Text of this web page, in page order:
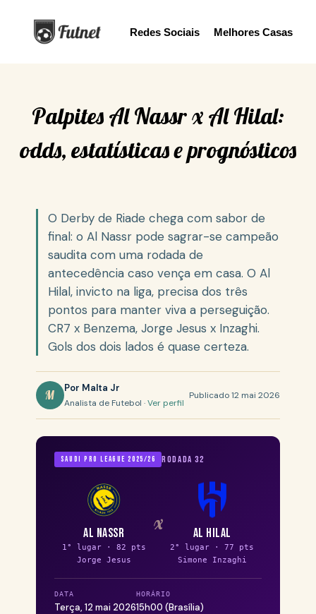
Redes Sociais Melhores Casas
Palpites Al Nassr x Al Hilal:
odds, estatísticas e prognósticos
O Derby de Riade chega com sabor de
final: o Al Nassr pode sagrar-se campeão
saudita com uma rodada de
antecedência caso vença em casa. O Al
Hilal, invicto na liga, precisa dos três
pontos para manter viva a perseguição.
CR7 x Benzema, Jorge Jesus x Inzaghi.
Gols dos dois lados é quase certeza.
M Por Malta Jr
Analista de Futebol ·Ver perfil
Publicado 12 mai 2026
Saudi Pro League 2025/26 Rodada 32
Al Nassr
1° lugar · 82 pts
Jorge Jesus
x Al Hilal
2° lugar · 77 pts
Simone Inzaghi
DATA
Terça, 12 mai 2026
HORÁRIO
15h00 (Brasília)